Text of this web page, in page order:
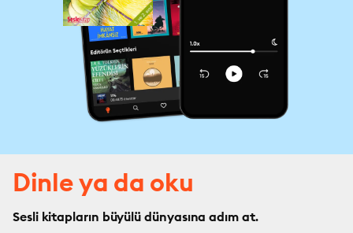
Dinle ya da oku
Sesli kitapların büyülü dünyasına adım at.